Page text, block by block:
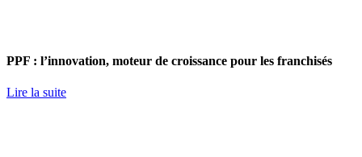
PPF : l’innovation, moteur de croissance pour les franchisés
Lire la suite